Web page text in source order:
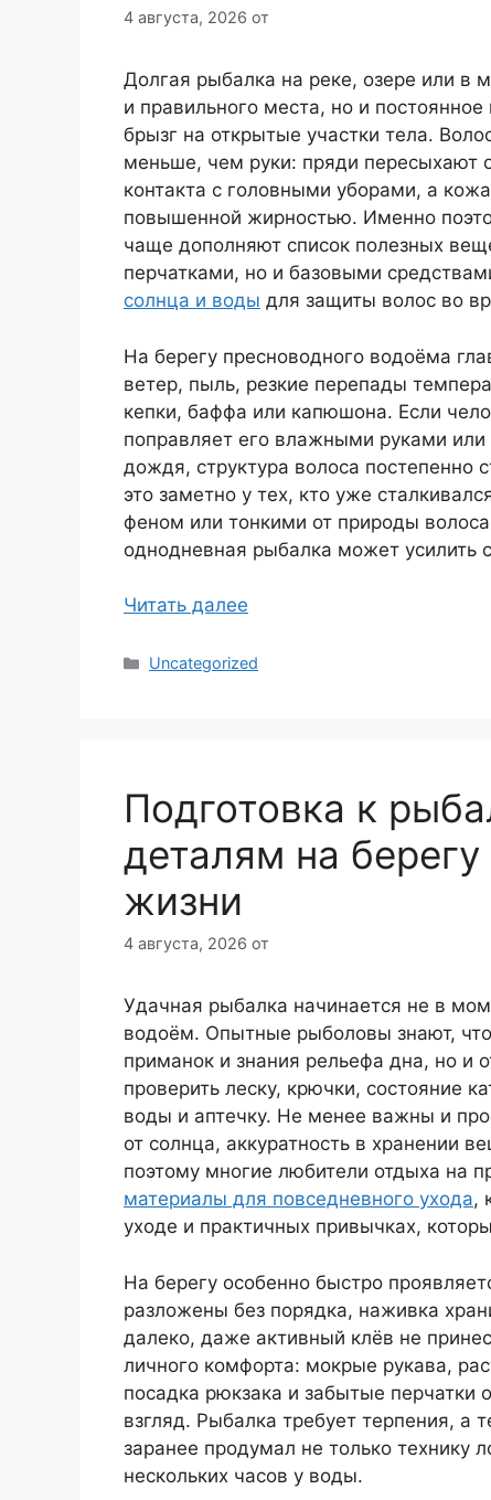
4 августа, 2026 от
Долгая рыбалка на реке, озере или в
и правильного места, но и
брызг на открытые участки тела.
меньше, чем руки: пряди пересыхают
контакта с головными уборами, а
повышенной жирностью. Именно
чаще дополняют список полезных
перчатками, но и базовыми
солнца и воды для защиты волос во
На берегу пресноводного водоёма
ветер, пыль, резкие перепады
кепки, баффа или капюшона. Если
поправляет его влажными руками
дождя, структура волоса постепенно
это заметно у тех, кто уже
феном или тонкими от природы
однодневная рыбалка может усилить
Читать далее
Рубрики
Uncategorized
Подготовка к
деталям на
жизни
4 августа, 2026 от
Удачная рыбалка начинается не в
водоём. Опытные рыболовы знают, что
приманок и знания рельефа дна, но и
проверить леску, крючки, состояние
воды и аптечку. Не менее важны и
от солнца, аккуратность в хранении
поэтому многие любители отдыха на
материалы для повседневного ухода,
уходе и практичных привычках,
На берегу особенно быстро
разложены без порядка, наживка
далеко, даже активный клёв не
личного комфорта: мокрые рукава,
посадка рюкзака и забытые перчатки
взгляд. Рыбалка требует терпения, а
заранее продумал не только технику
нескольких часов у воды.